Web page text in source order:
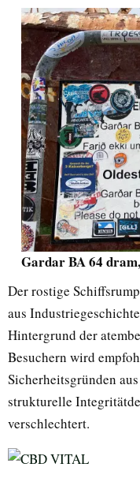
Gardar BA 64
Der rostige
aus
Hintergrund der
Besuchern wird
Sicherheitsgründen
strukturelle
verschlechtert.